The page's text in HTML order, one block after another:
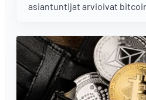
asiantuntijat arvioivat